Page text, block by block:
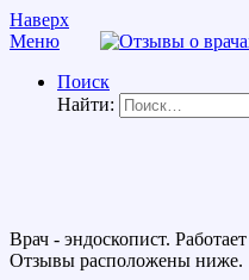
Наверх
Меню
Поиск
Найти:
Врач - эндоскопист.
Отзывы расположены ниже.